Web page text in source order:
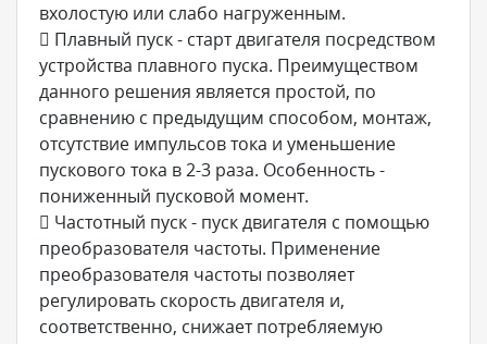
вхолостую или слабо нагруженным.
 Плавный пуск - старт двигателя посредством
устройства плавного пуска. Преимуществом
данного решения является простой, по
сравнению с предыдущим способом, монтаж,
отсутствие импульсов тока и уменьшение
пускового тока в 2-3 раза. Особенность -
пониженный пусковой момент.
 Частотный пуск - пуск двигателя с помощью
преобразователя частоты. Применение
преобразователя частоты позволяет
регулировать скорость двигателя и,
соответственно, снижает потребляемую